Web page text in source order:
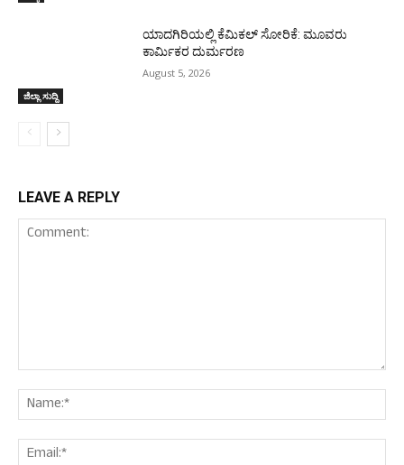
ಜಿಲ್ಲಾ ಸುದ್ದಿ
ಯಾದಗಿರಿಯಲ್ಲಿ ಕೆಮಿಕಲ್ ಸೋರಿಕೆ: ಮೂವರು
ಕಾರ್ಮಿಕರ ದುರ್ಮರಣ
August 5, 2026
LEAVE A REPLY